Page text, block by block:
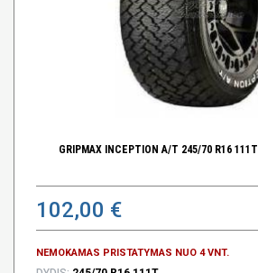
GRIPMAX INCEPTION A/T 245/70 R16 111T
102,00 €
NEMOKAMAS PRISTATYMAS NUO 4 VNT.